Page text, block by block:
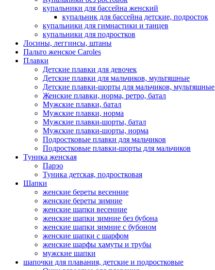
купальники для бассейна женский
купальник для бассейна детские, подросток
купальники для гимнастики и танцев
купальники для подростков
Лосины, леггинсы, штаны
Пальто женское Caroles
Плавки
Детские плавки для девочек
Детские плавки для мальчиков, мультяшные
Детские плавки-шорты для мальчиков, мультяшные
Женские плавки, норма, ретро, батал
Мужские плавки, батал
Мужские плавки, норма
Мужские плавки-шорты, батал
Мужские плавки-шорты, норма
Подростковые плавки для мальчиков
Подростковые плавки-шорты для мальчиков
Туникa женская
Парэо
Туника детская, подростковая
Шапки
женские береты весенние
женские береты зимние
женские шапки весенние
женские шапки зимние без бубона
женские шапки зимние с бубоном
женские шапки с шарфом
женские шарфы хамуты и трубы
мужские шапки
шапочки для плавания, детские и подростковые